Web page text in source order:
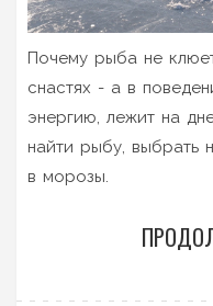
Почему рыба не
снастях - а в
энергию, лежит на
найти рыбу, выбрать
в морозы.